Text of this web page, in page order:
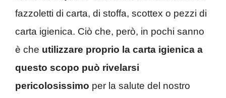
fazzoletti di carta, di stoffa, scottex o pezzi di
carta igienica. Ciò che, però, in pochi sanno
è che utilizzare proprio la carta igienica a
questo scopo può rivelarsi
pericolosissimo per la salute del nostro